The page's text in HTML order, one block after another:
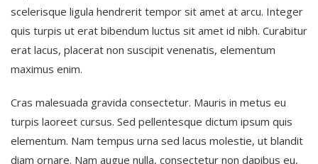
scelerisque ligula hendrerit tempor sit amet at arcu. Integer
quis turpis ut erat bibendum luctus sit amet id nibh. Curabitur
erat lacus, placerat non suscipit venenatis, elementum
maximus enim.
Cras malesuada gravida consectetur. Mauris in metus eu
turpis laoreet cursus. Sed pellentesque dictum ipsum quis
elementum. Nam tempus urna sed lacus molestie, ut blandit
diam ornare. Nam augue nulla, consectetur non dapibus eu,